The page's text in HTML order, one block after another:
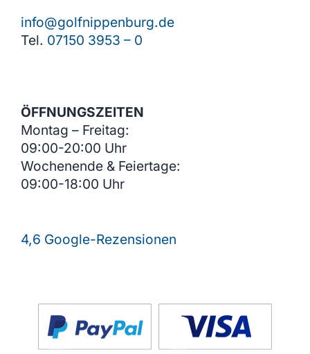
info@golfnippenburg.de
Tel. 07150 3953 – 0
ÖFFNUNGSZEITEN
Montag – Freitag:
09:00-20:00 Uhr
Wochenende & Feiertage:
09:00-18:00 Uhr
4,6 Google-Rezensionen